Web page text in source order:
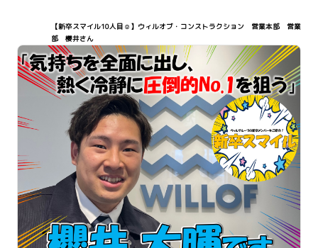
【新卒スマイル10人目☺】ウィルオブ・コンストラクション 営業本部 営業
部 櫻井さん